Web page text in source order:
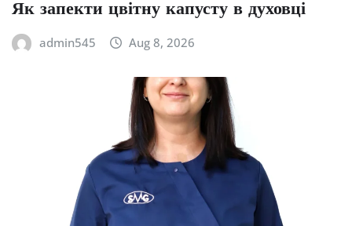
Як запекти цвітну капусту в духовці
admin545 Aug 8, 2026